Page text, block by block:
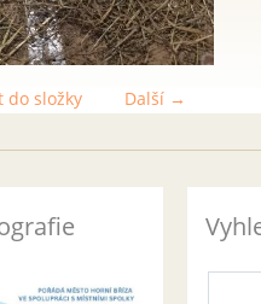
Další →
do složky